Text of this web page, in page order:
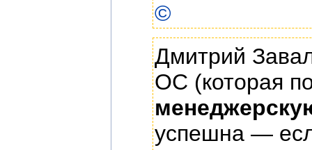
©
Дмитрий
ОС (которая
успешна —